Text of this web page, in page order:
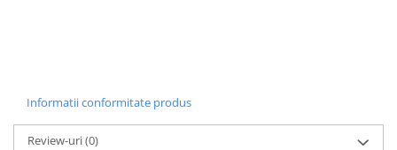
Informatii conformitate produs
Review-uri(0)